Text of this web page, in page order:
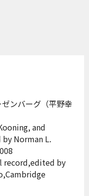
ンバーグ（平野幸
and
Norman L.
record,edited by